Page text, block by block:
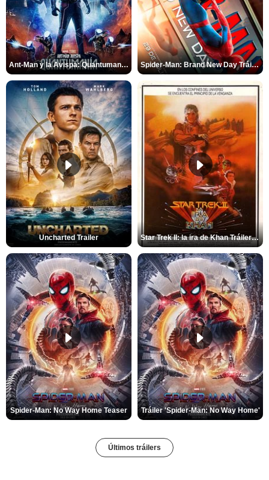
Ant-Man y la Avispa: Quantumanía Tráiler (2) Spider-Man: Brand New Day Tráiler (3)
Uncharted Trailer Star Trek II: la ira de Khan Tráiler VO
Spider-Man: No Way Home Teaser Tráiler 'Spider-Man: No Way Home'
Últimos tráilers